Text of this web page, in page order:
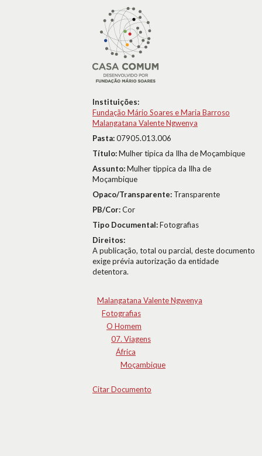
Instituições:
Fundação Mário Soares e Maria Barroso
Malangatana Valente Ngwenya
Pasta:07905.013.006
Título:Mulher tipica da Ilha de Moçambique
Assunto:Mulher tippica da Ilha de
Moçambique
Opaco/Transparente: Transparente
PB/Cor:Cor
Tipo Documental:Fotografias
Direitos:
A publicação, total ou parcial, deste documento
exige prévia autorização da entidade
detentora.
Malangatana Valente Ngwenya
Fotografias
O Homem
07. Viagens
África
Moçambique
Citar Documento